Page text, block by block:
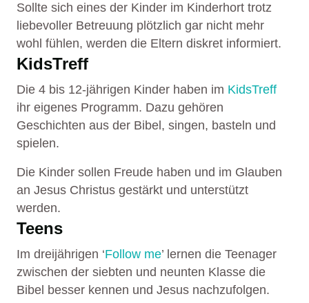
Sollte sich eines der Kinder im Kinderhort trotz
liebevoller Betreuung plötzlich gar nicht mehr
wohl fühlen, werden die Eltern diskret informiert.
KidsTreff
Die 4 bis 12-jährigen Kinder haben im KidsTreff
ihr eigenes Programm. Dazu gehören
Geschichten aus der Bibel, singen, basteln und
spielen.
Die Kinder sollen Freude haben und im Glauben
an Jesus Christus gestärkt und unterstützt
werden.
Teens
Im dreijährigen ‘Follow me’ lernen die Teenager
zwischen der siebten und neunten Klasse die
Bibel besser kennen und Jesus nachzufolgen.